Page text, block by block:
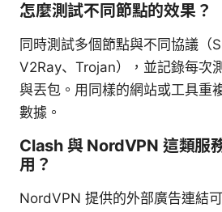
怎麼測試不同節點的效果？
同時測試多個節點與不同協議（
V2Ray、Trojan），並記錄每次
與丟包。用同樣的網站或工具重
數據。
Clash 與 NordVPN 這類服
用？
NordVPN 提供的外部廣告連結